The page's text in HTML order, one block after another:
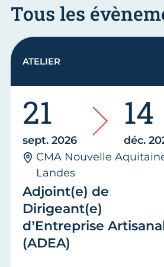
Tous les
Adjoint(e) de
Dirigeant(e)
d’Entreprise
(ADEA)
21
sept. 2026
14
déc.
CMA Nouvelle
Landes
ATELIER